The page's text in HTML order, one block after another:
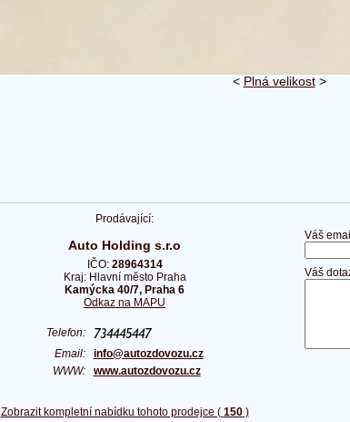
< Plná velikost>
Prodávající:
Auto Holding s.r.o
IČO: 28964314
Kraj: Hlavní město Praha
Kamýcka 40/7, Praha 6
Odkaz na MAPU
Telefon:
Email: info@autozdovozu.cz
WWW: www.autozdovozu.cz
Zobrazit kompletní nabídku tohoto prodejce ( 150)
Váš
Váš